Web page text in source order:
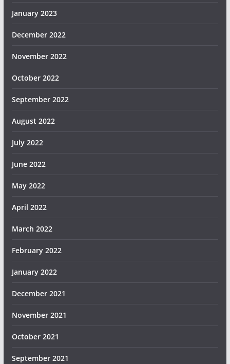
January 2023
December 2022
November 2022
October 2022
September 2022
August 2022
July 2022
June 2022
May 2022
April 2022
March 2022
February 2022
January 2022
December 2021
November 2021
October 2021
September 2021